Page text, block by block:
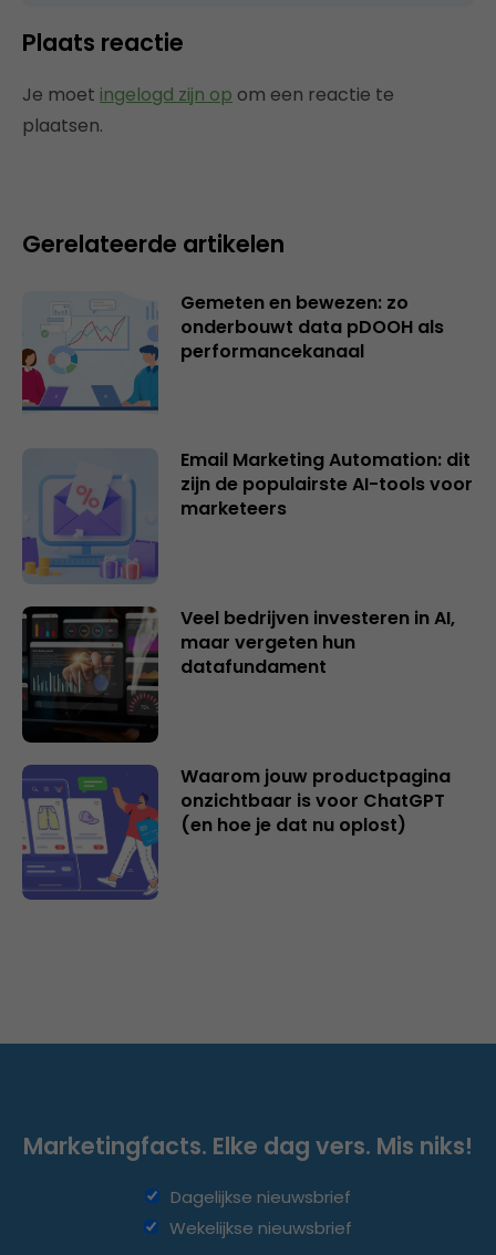
Plaats reactie
Je moet ingelogd zijn op om een reactie te
plaatsen.
Gerelateerde artikelen
Gemeten en bewezen: zo
onderbouwt data pDOOH als
performancekanaal
Email Marketing Automation: dit
zijn de populairste AI-tools voor
marketeers
Veel bedrijven investeren in AI,
maar vergeten hun
datafundament
Waarom jouw productpagina
onzichtbaar is voor ChatGPT
(en hoe je dat nu oplost)
Marketingfacts. Elke dag vers. Mis niks!
Dagelijkse nieuwsbrief
Wekelijkse nieuwsbrief